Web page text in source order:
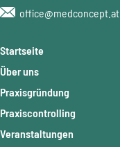
office@medconcept.at
Startseite
Über uns
Praxisgründung
Praxiscontrolling
Veranstaltungen